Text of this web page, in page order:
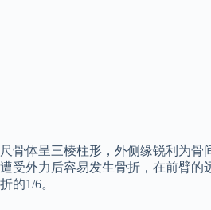
尺骨体呈三棱柱形，外侧缘锐利为骨
遭受外力后容易发生骨折，在前臂的
折的1/6。